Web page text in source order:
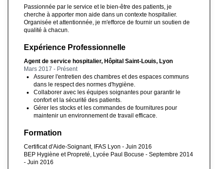
Passionnée par le service et le bien-être des patients, je
cherche à apporter mon aide dans un contexte hospitalier.
Organisée et attentionnée, je m'efforce de fournir un soutien de
qualité à chacun.
Expérience Professionnelle
Agent de service hospitalier, Hôpital Saint-Louis, Lyon
Mars 2017 - Présent
Assurer l'entretien des chambres et des espaces communs
dans le respect des normes d'hygiène.
Collaborer avec les équipes soignantes pour garantir le
confort et la sécurité des patients.
Gérer les stocks et les commandes de fournitures pour
maintenir un environnement de travail efficace.
Formation
Certificat d'Aide-Soignant, IFAS Lyon - Juin 2016
BEP Hygiène et Propreté, Lycée Paul Bocuse - Septembre 2014
- Juin 2016